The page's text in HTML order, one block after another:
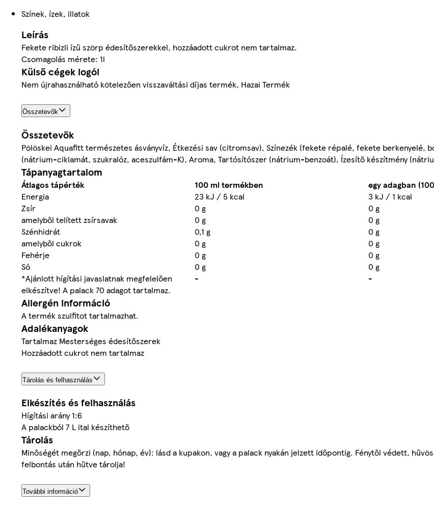
Színek, ízek, illatok
Leírás
Fekete ribizli ízű szörp édesítőszerekkel, hozzáadott cukrot nem tartalmaz.
Csomagolás mérete: 1l
Külső cégek logói
Nem újrahasználható kötelezően visszaváltási díjas termék, Hazai Termék
Összetevők
Összetevők
Pölöskei Aquafitt természetes ásványvíz, Étkezési sav (citromsav), Színezék (fekete répalé, fekete berkenyelé,
(nátrium-ciklamát, szukralóz, aceszulfám-K), Aroma, Tartósítószer (nátrium-benzoát), Ízesítő készítmény
Tápanyagtartalom
Átlagos tápérték 100 ml termékben
egy adagban
Energia
23 kJ / 5 kcal
3 kJ / 1 kcal
Zsír
0 g
0 g
amelyből telített zsírsavak
0 g
0 g
Szénhidrát
0,1 g
0 g
amelyből cukrok
0 g
0 g
Fehérje
0 g
0 g
Só
0 g
0 g
*Ajánlott hígítási javaslatnak megfelelően
elkészítve! A palack 70 adagot tartalmaz.
- -
Allergén információ
A termék szulfitot tartalmazhat.
Adalékanyagok
Tartalmaz Mesterséges édesítőszerek
Hozzáadott cukrot nem tartalmaz
Tárolás és felhasználás
Elkészítés és felhasználás
Hígítási arány 1:6
A palackból 7 L ital készíthető
Tárolás
Minőségét megőrzi (nap, hónap, év): lásd a kupakon, vagy a palack nyakán jelzett időpontig. Fénytől védett,
felbontás után hűtve tárolja!
További információ